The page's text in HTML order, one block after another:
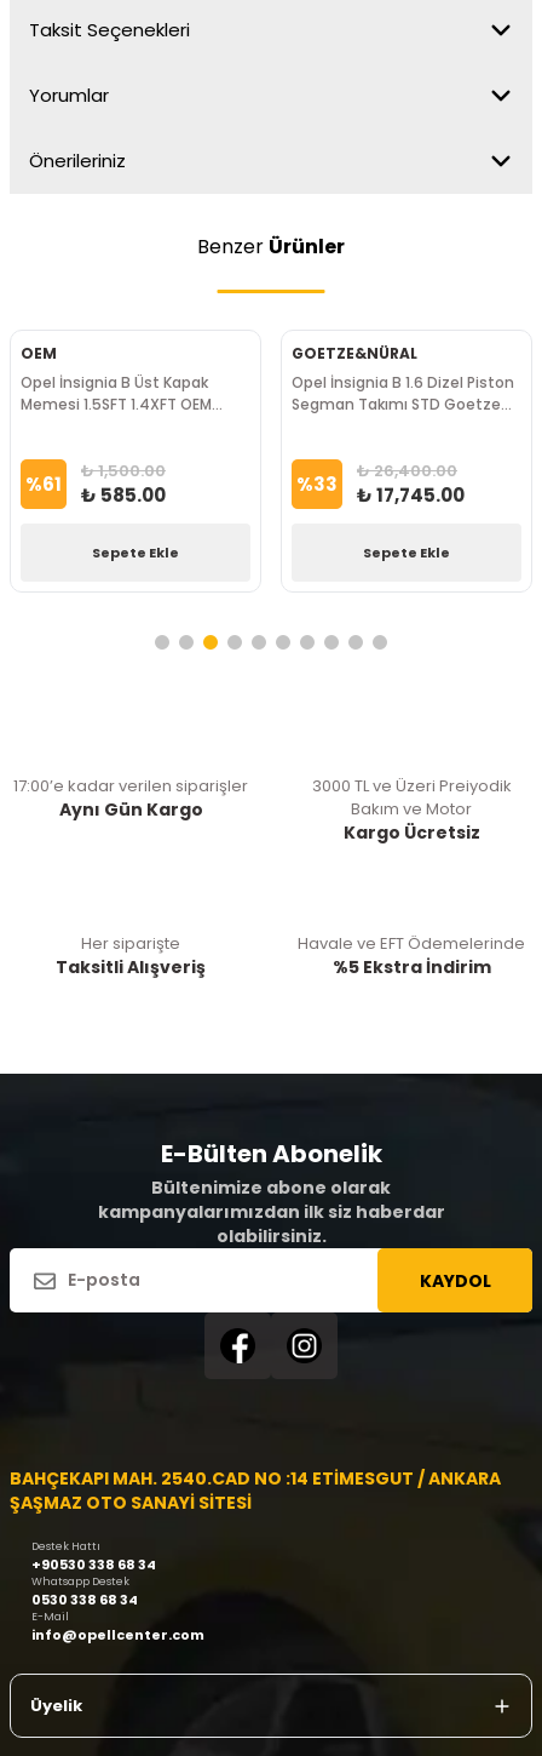
Taksit Seçenekleri
Yorumlar
Önerileriniz
Benzer Ürünler
OEM
Opel İnsignia B Üst Kapak
Memesi 1.5SFT 1.4XFT OEM
%61 ₺ 1,500.00
₺ 585.00
Sepete Ekle
GOETZE&NÜRAL
Opel İnsignia B 1.6 Dizel Piston
Segman Takımı STD Goetze
%33 ₺ 26,400.00
₺ 17,745.00
Sepete Ekle
17:00’e kadar verilen siparişler
Aynı Gün Kargo
3000 TL ve Üzeri Preiyodik
Bakım ve Motor
Kargo Ücretsiz
Her siparişte
Taksitli Alışveriş
Havale ve EFT Ödemelerinde
%5 Ekstra İndirim
E-Bülten Abonelik
Bültenimize abone olarak
kampanyalarımızdan ilk siz haberdar
olabilirsiniz.
KAYDOL
BAHÇEKAPI MAH. 2540.CAD NO :14 ETİMESGUT / ANKARA
ŞAŞMAZ OTO SANAYİ SİTESİ
Destek Hattı
+90530 338 68 34
Whatsapp Destek
0530 338 68 34
E-Mail
info@opellcenter.com
Üyelik